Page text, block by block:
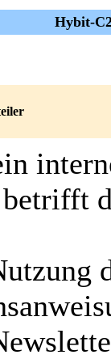
Hybit-